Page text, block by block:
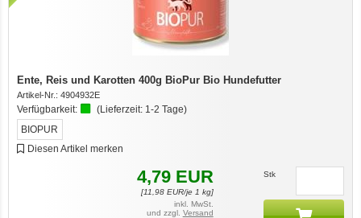
Ente, Reis und Karotten 400g BioPur Bio Hundefutter
Artikel-Nr.: 4904932E
Verfügbarkeit: (Lieferzeit: 1-2 Tage)
BIOPUR
Diesen Artikel merken
4,79 EUR
[11,98EUR/je 1 kg]
inkl. MwSt.
und zzgl. Versand
Stk